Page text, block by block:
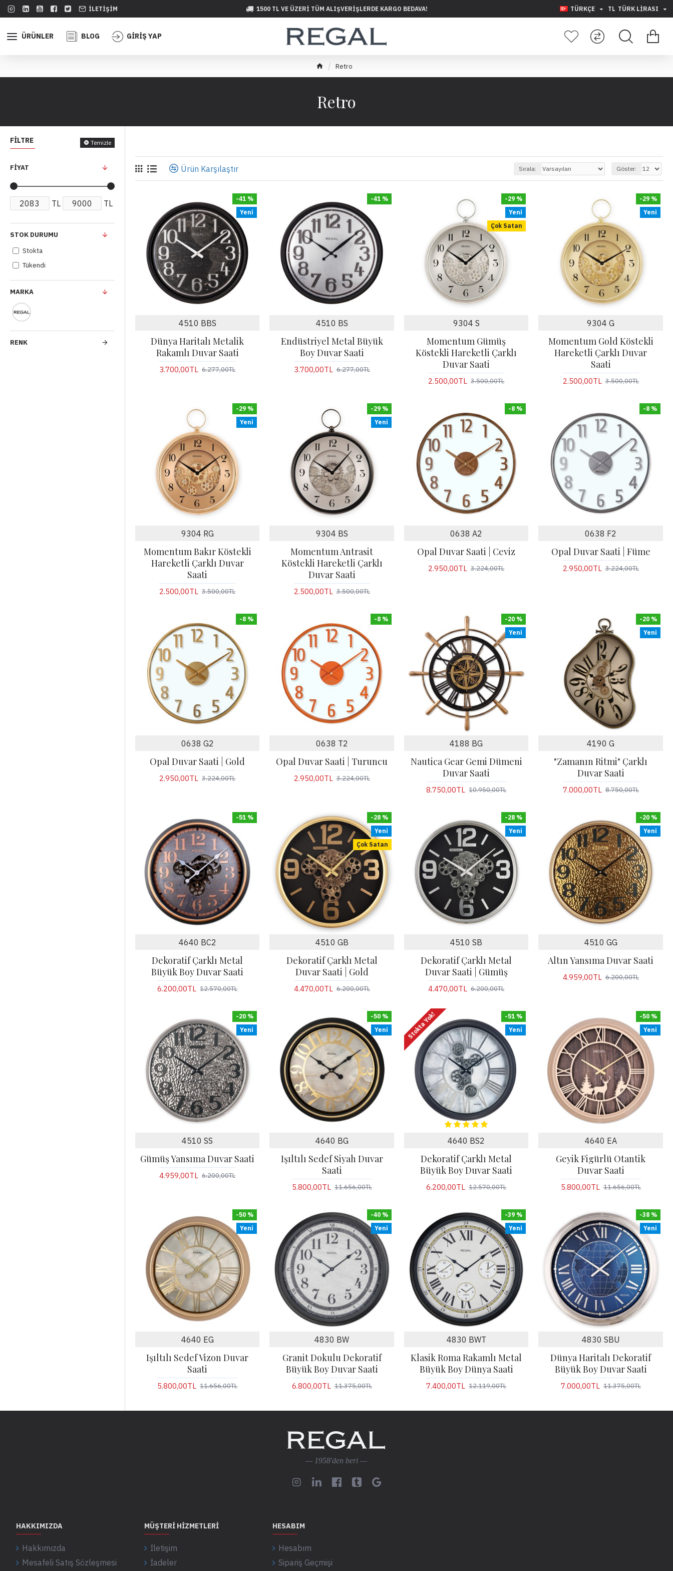
İLETIŞIM 1500 TL VE ÜZERI TÜM ALIŞVERIŞLERDE KARGO BEDAVA! TÜRKÇE TL TÜRK LIRASI
ÜRÜNLER BLOG GİRİŞ YAP
Retro
Retro
FILTRE Temizle
FIYAT
TL TL
MARKA
RENK
STOK DURUMU
Stokta
Tükendi
Ürün Karşılaştır Sırala: Göster:
Yeni
-41 %
4510 BBS
Dünya Haritalı Metalik
Rakamlı Duvar Saati
3.700,00TL 6.277,00TL
-41 %
4510 BS
Endüstriyel Metal Büyük
Boy Duvar Saati
3.700,00TL 6.277,00TL
Yeni
Çok Satan
-29 %
9304 S
Momentum Gümüş
Köstekli Hareketli Çarklı
Duvar Saati
2.500,00TL 3.500,00TL
Yeni
-29 %
9304 G
Momentum Gold Köstekli
Hareketli Çarklı Duvar
Saati
2.500,00TL 3.500,00TL
Yeni
-29 %
9304 RG
Momentum Bakır Köstekli
Hareketli Çarklı Duvar
Saati
2.500,00TL 3.500,00TL
Yeni
-29 %
9304 BS
Momentum Antrasit
Köstekli Hareketli Çarklı
Duvar Saati
2.500,00TL 3.500,00TL
-8 %
0638 A2
Opal Duvar Saati | Ceviz
2.950,00TL 3.224,00TL
-8 %
0638 F2
Opal Duvar Saati | Füme
2.950,00TL 3.224,00TL
-8 %
0638 G2
Opal Duvar Saati | Gold
2.950,00TL 3.224,00TL
-8 %
0638 T2
Opal Duvar Saati | Turuncu
2.950,00TL 3.224,00TL
Yeni
-20 %
4188 BG
Nautica Gear Gemi Dümeni
Duvar Saati
8.750,00TL 10.950,00TL
Yeni
-20 %
4190 G
"Zamanın Ritmi" Çarklı
Duvar Saati
7.000,00TL 8.750,00TL
-51 %
4640 BC2
Dekoratif Çarklı Metal
Büyük Boy Duvar Saati
6.200,00TL 12.570,00TL
Yeni
Çok Satan
-28 %
4510 GB
Dekoratif Çarklı Metal
Duvar Saati | Gold
4.470,00TL 6.200,00TL
Yeni
-28 %
4510 SB
Dekoratif Çarklı Metal
Duvar Saati | Gümüş
4.470,00TL 6.200,00TL
Yeni
-20 %
4510 GG
Altın Yansıma Duvar Saati
4.959,00TL 6.200,00TL
Yeni
-20 %
4510 SS
Gümüş Yansıma Duvar Saati
4.959,00TL 6.200,00TL
Yeni
-50 %
4640 BG
Işıltılı Sedef Siyah Duvar
Saati
5.800,00TL 11.656,00TL
Yeni
-51 %
Stokta Yok!
4640 BS2
Dekoratif Çarklı Metal
Büyük Boy Duvar Saati
6.200,00TL 12.570,00TL
Yeni
-50 %
4640 EA
Geyik Figürlü Otantik
Duvar Saati
5.800,00TL 11.656,00TL
Yeni
-50 %
4640 EG
Işıltılı Sedef Vizon Duvar
Saati
5.800,00TL 11.656,00TL
Yeni
-40 %
4830 BW
Granit Dokulu Dekoratif
Büyük Boy Duvar Saati
6.800,00TL 11.375,00TL
Yeni
-39 %
4830 BWT
Klasik Roma Rakamlı Metal
Büyük Boy Dünya Saati
7.400,00TL 12.119,00TL
Yeni
-38 %
4830 SBU
Dünya Haritalı Dekoratif
Büyük Boy Duvar Saati
7.000,00TL 11.375,00TL
— 1958'den beri —
HAKKIMIZDA
Hakkımızda
Mesafeli Satış Sözleşmesi
MÜŞTERI HIZMETLERI
İletişim
İadeler
HESABIM
Hesabım
Sipariş Geçmişi